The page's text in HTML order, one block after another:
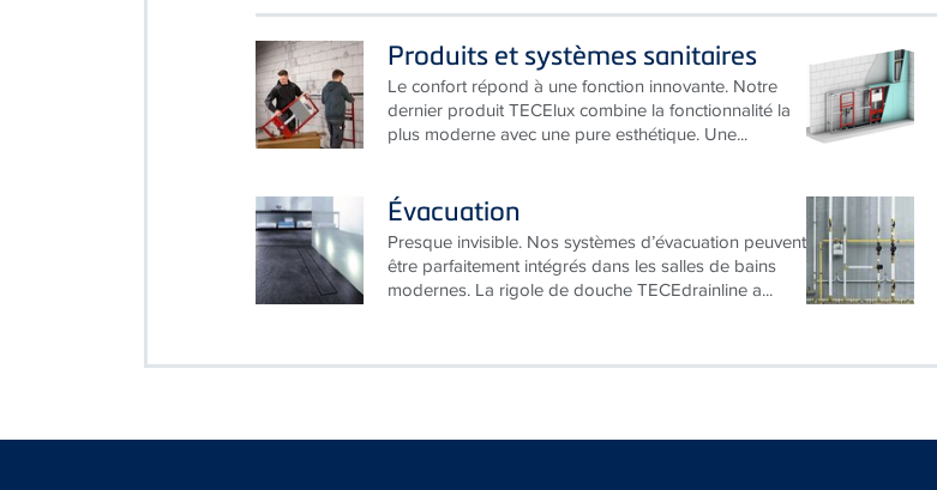
Produits et systèmes sanitaires
Le confort répond à une fonction innovante. Notre
dernier produit TECElux combine la fonctionnalité la
plus moderne avec une pure esthétique. Une...
Presque invisible. Nos systèmes d’évacuation peuvent
être parfaitement intégrés dans les salles de bains
modernes. La rigole de douche TECEdrainline a...